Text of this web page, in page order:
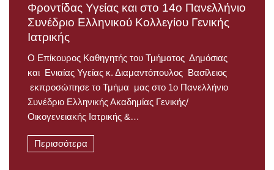
Φροντίδας Υγείας και στο 14ο Πανελλήνιο
Συνέδριο Ελληνικού Κολλεγίου Γενικής
Ιατρικής
Ο Επίκουρος Καθηγητής του Τμήματος Δημόσιας
και Ενιαίας Υγείας κ. Διαμαντόπουλος Βασίλειος
εκπροσώπησε το Τμήμα μας στο 1o Πανελλήνιο
Συνέδριο Ελληνικής Ακαδημίας Γενικής/
Οικογενειακής Ιατρικής &…
Περισσότερα